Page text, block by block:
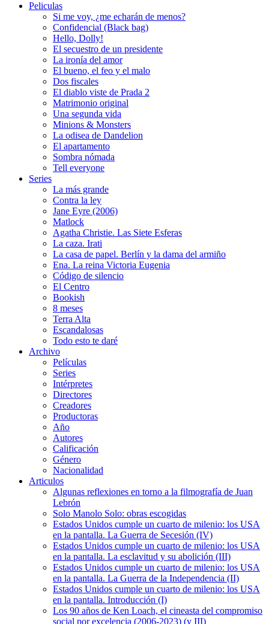
Peliculas
Si me voy, ¿me echarán de menos?
Confidencial (Black bag)
Hello, Dolly!
El secuestro de un presidente
La ironía del amor
El bueno, el feo y el malo
Dos fiscales
El diablo viste de Prada 2
Matrimonio original
Una segunda vida
Minions & Monsters
La odisea de Dandelion
El apartamento
Sombra nómada
Tell everyone
Series
La más grande
Contra la ley
Jane Eyre (2006)
Matlock
Agatha Christie. Las Siete Esferas
La caza. Irati
La casa de papel. Berlín y la dama del armiño
Ena. La reina Victoria Eugenia
Código de silencio
El Centro
Bookish
8 meses
Terra Alta
Escandalosas
Todo esto te daré
Archivo
Películas
Series
Intérpretes
Directores
Creadores
Productoras
Año
Autores
Calificación
Género
Nacionalidad
Articulos
Algunas reflexiones en torno a la filmografía de Juan
Lebrón
Solo Manolo Solo: obras escogidas
Estados Unidos cumple un cuarto de milenio: los USA
en la pantalla. La Guerra de Secesión (IV)
Estados Unidos cumple un cuarto de milenio: los USA
en la pantalla. La esclavitud y su abolición (III)
Estados Unidos cumple un cuarto de milenio: los USA
en la pantalla. La Guerra de la Independencia (II)
Estados Unidos cumple un cuarto de milenio: los USA
en la pantalla. Introducción (I)
Los 90 años de Ken Loach, el cineasta del compromiso
social por excelencia (2006-2023) (y III)